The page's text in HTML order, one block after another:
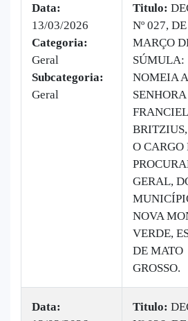
Data:
13/03/2026
Categoria:
Geral
Subcategoria:
Geral
Titulo:
Nº 027,
MARÇO
SÚMULA:
NOMEIA A
SENHORA
O CARGO
GERAL,
NOVA
VERDE,
DE MATO
GROSSO.
Data:
Titulo: